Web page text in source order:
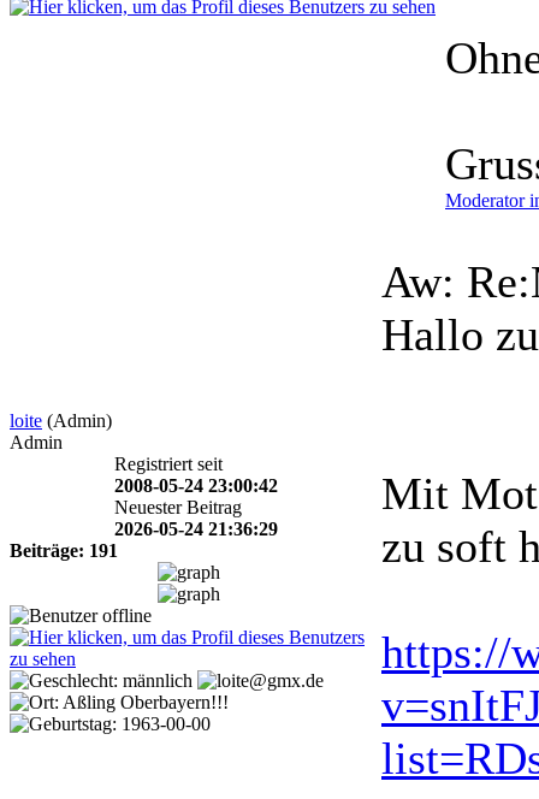
Moderator
loite (Admin)
Admin
Registriert seit
2008-05-24 23:00:42
Neuester Beitrag
2026-05-24 21:36:29
Beiträge: 191
Aw:
Hallo
Mit
zu soft
https://